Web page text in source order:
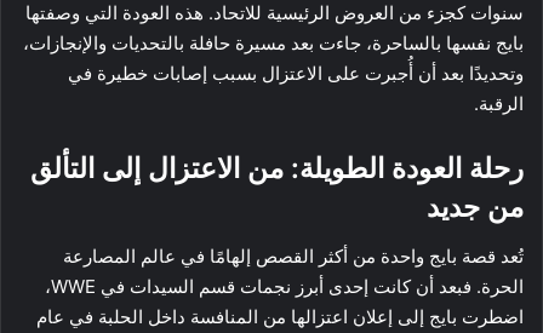
سنوات كجزء من العروض الرئيسية للاتحاد. هذه العودة التي وصفتها
بايج نفسها بالساحرة، جاءت بعد مسيرة حافلة بالتحديات والإنجازات،
وتحديدًا بعد أن أُجبرت على الاعتزال بسبب إصابات خطيرة في
الرقبة.
رحلة العودة الطويلة: من الاعتزال إلى التألق
من جديد
تُعد قصة بايج واحدة من أكثر القصص إلهامًا في عالم المصارعة
الحرة. فبعد أن كانت إحدى أبرز نجمات قسم السيدات في WWE،
اضطرت بايج إلى إعلان اعتزالها من المنافسة داخل الحلبة في عام